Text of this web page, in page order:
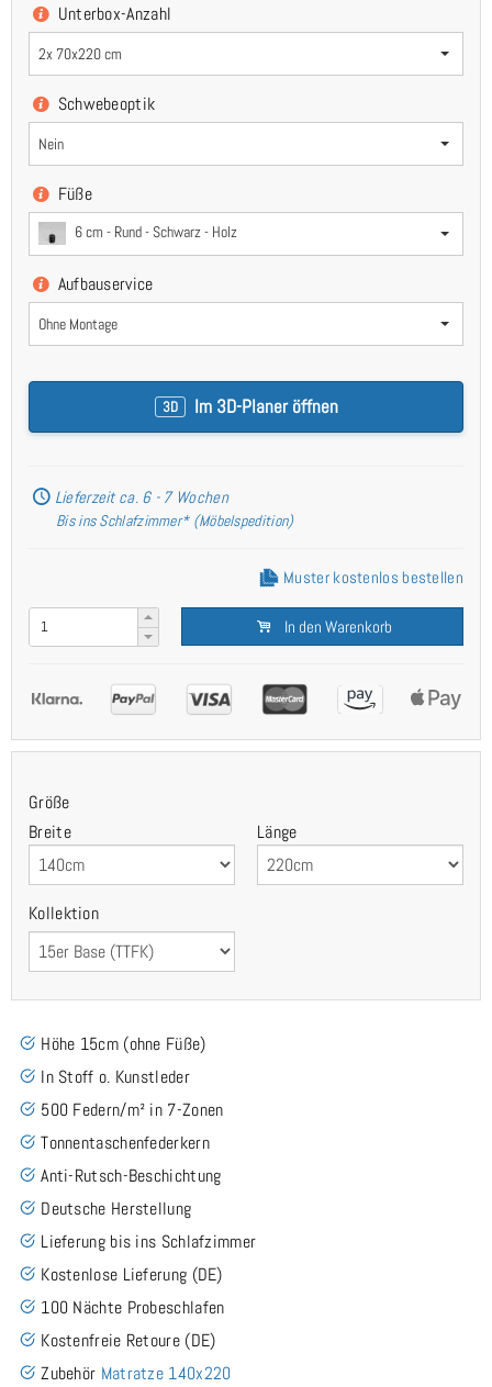
Unterbox-Anzahl
2x 70x220 cm
Schwebeoptik
Nein
Füße
6 cm - Rund - Schwarz - Holz
Aufbauservice
Ohne Montage
3D Im 3D-Planer öffnen
Lieferzeit ca. 6 - 7 Wochen
Bis ins Schlafzimmer* (Möbelspedition)
Muster kostenlos bestellen
In den Warenkorb
Größe
Breite
Länge
Kollektion
Höhe 15cm (ohne Füße)
In Stoff o. Kunstleder
500 Federn/m² in 7-Zonen
Tonnentaschenfederkern
Anti-Rutsch-Beschichtung
Deutsche Herstellung
Lieferung bis ins Schlafzimmer
Kostenlose Lieferung (DE)
100 Nächte Probeschlafen
Kostenfreie Retoure (DE)
Zubehör Matratze 140x220